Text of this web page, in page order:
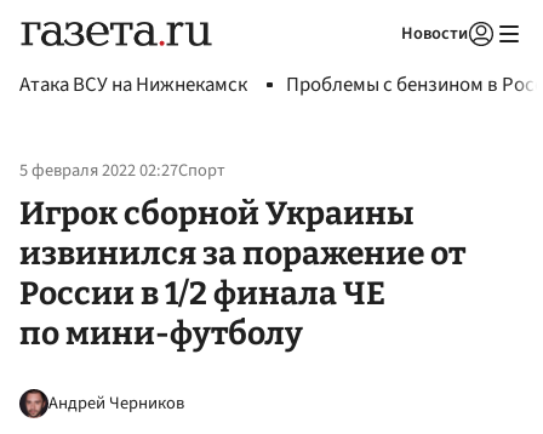
Новости
Атака ВСУ на Нижнекамск Проблемы с бензином в
5 февраля 2022 02:27Спорт
Игрок сборной Украины
извинился за поражение от
России в 1/2 финала ЧЕ
по мини-футболу
Андрей Черников